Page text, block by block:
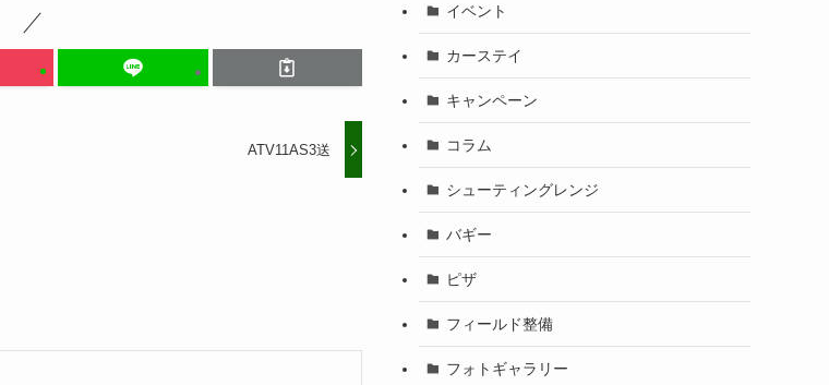
ATV11AS3送
イベント
カーステイ
キャンペーン
コラム
シューティングレンジ
バギー
ピザ
フィールド整備
フォトギャラリー